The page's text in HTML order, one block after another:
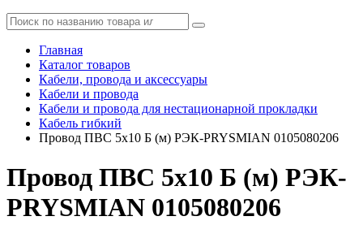
Главная
Каталог товаров
Кабели, провода и аксессуары
Кабели и провода
Кабели и провода для нестационарной прокладки
Кабель гибкий
Провод ПВС 5х10 Б (м) РЭК-PRYSMIAN 0105080206
Провод ПВС 5х10 Б (м) РЭК-
PRYSMIAN 0105080206